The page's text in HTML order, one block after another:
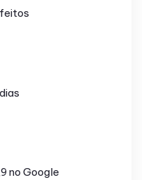
no Google